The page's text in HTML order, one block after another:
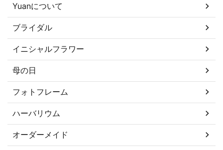
Yuanについて
ブライダル
イニシャルフラワー
母の日
フォトフレーム
ハーバリウム
オーダーメイド